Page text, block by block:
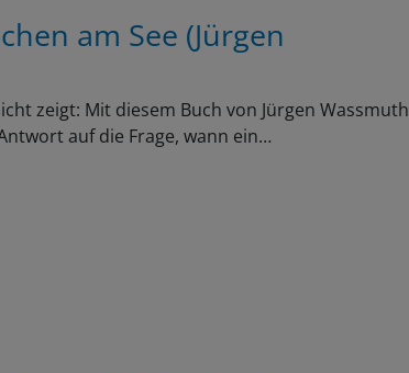
am See (Jürgen
zeigt: Mit diesem Buch von Jürgen Wassmuth
auf die Frage, wann ein…